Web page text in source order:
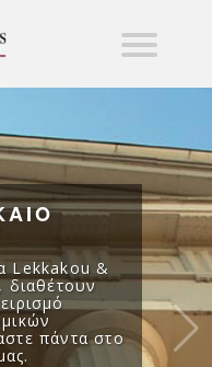
Lekkakou &
πάντα στο